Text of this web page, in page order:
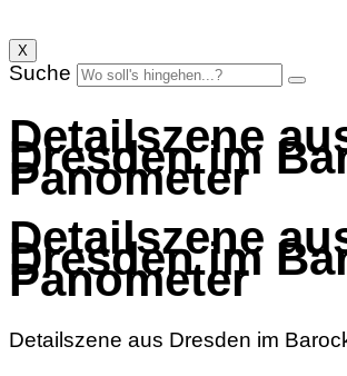
X
Suche
Detailszene
Dresden im
Panometer
Detailszene
Dresden im
Panometer
Detailszene aus Dresden im